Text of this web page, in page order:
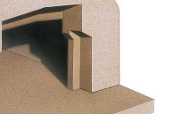
Rührwerk